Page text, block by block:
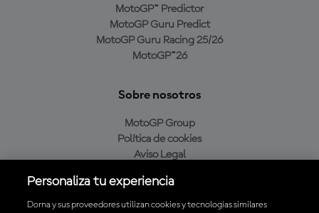
MotoGP™ Predictor
MotoGP Guru Predict
MotoGP Guru Racing 25/26
MotoGP™26
Sobre nosotros
MotoGP Group
Política de cookies
Aviso Legal
Política de compra
Personaliza tu experiencia
Dorna y sus proveedores utilizan cookies y tecnologías similares